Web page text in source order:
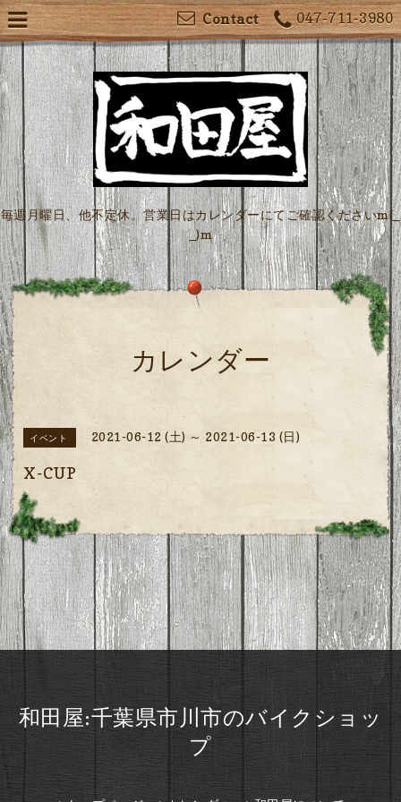
047-711-3980
Contact
毎週月曜日、他不定休。営業日はカレンダーにてご確認くださいm(_
_)m
カレンダー
イベント 2021-06-12 (土) ～ 2021-06-13 (日)
X-CUP
和田屋:千葉県市川市のバイクショッ
プ